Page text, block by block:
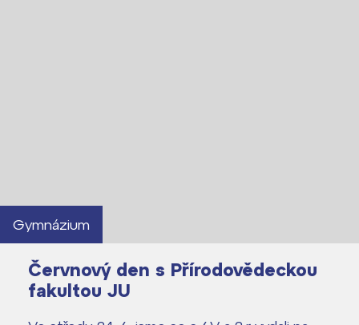
Gymnázium
Červnový den s Přírodovědeckou
fakultou JU